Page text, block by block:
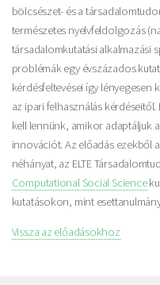
bölcsészet- és a
természetes nyelvfeldolgozás
társadalomkutatási alkalmazási
problémák egy évszázados
kérdésfeltevései így
az ipari felhasználás
kell lennünk, amikor adaptáljuk
innovációt. Az előadás ezekből
néhányat, az ELTE
Computational Social Science
kutatásokon, mint
Vissza az előadásokhoz